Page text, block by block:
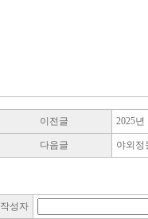
이전글 2025
다음글 야외정
작성자